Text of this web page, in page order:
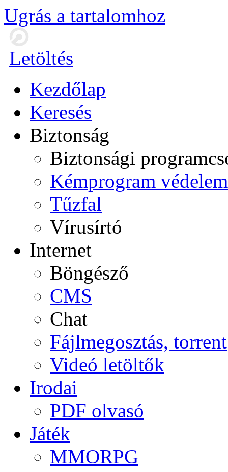
Ugrás a tartalomhoz
Letöltés
Kezdőlap
Keresés
Biztonság
Biztonsági
Kémprogram védelem
Tűzfal
Vírusírtó
Internet
Böngésző
CMS
Chat
Fájlmegosztás, torrent
Videó letöltők
Irodai
PDF olvasó
Játék
MMORPG